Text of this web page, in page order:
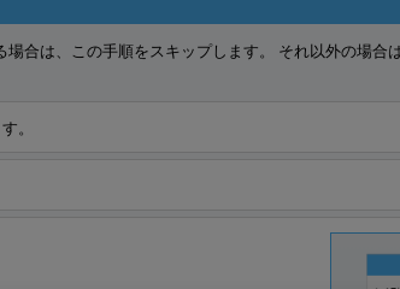
合は、この手順をスキップします。 それ以外の場合
。